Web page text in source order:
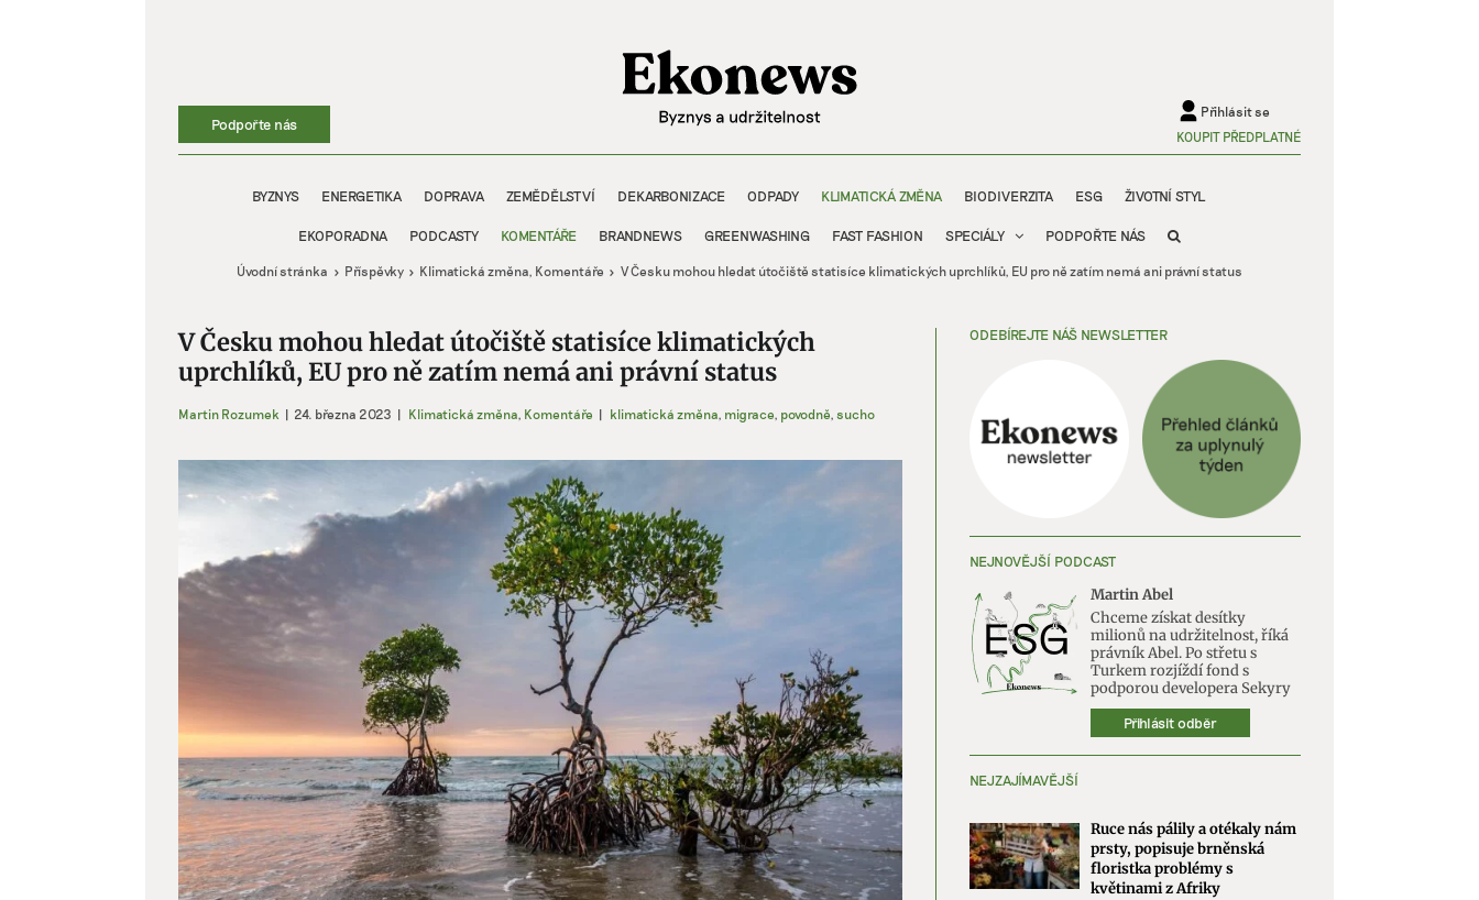
Podpořte nás
Přihlásit se
KOUPIT PŘEDPLATNÉ
BYZNYS ENERGETIKA DOPRAVA ZEMĚDĚLSTVÍ DEKARBONIZACE ODPADY KLIMATICKÁ ZMĚNA BIODIVERZITA ESG ŽIVOTNÍ STYL
EKOPORADNA PODCASTY KOMENTÁŘE BRANDNEWS GREENWASHING FAST FASHION SPECIÁLY PODPOŘTE NÁS
Úvodní stránka Příspěvky Klimatická změna Komentáře V Česku mohou hledat útočiště statisíce klimatických uprchlíků, EU pro ně zatím nemá ani právní status
V Česku mohou hledat útočiště statisíce klimatických
uprchlíků, EU pro ně zatím nemá ani právní status
Martin Rozumek | 24. března 2023 | Klimatická změna, Komentáře | klimatická změna, migrace, povodně, sucho
Zobrazit
větší
ODEBÍREJTE NÁŠ NEWSLETTER
NEJNOVĚJŠÍ PODCAST
Martin Abel
Chceme získat desítky
milionů na udržitelnost, říká
právník Abel. Po střetu s
Turkem rozjíždí fond s
podporou developera Sekyry
Přihlásit odběr
NEJZAJÍMAVĚJŠÍ
Ruce nás pálily a otékaly nám
prsty, popisuje brněnská
floristka problémy s
květinami z Afriky